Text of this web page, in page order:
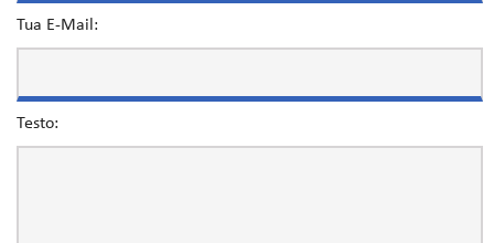
Tua E-Mail:
Testo: